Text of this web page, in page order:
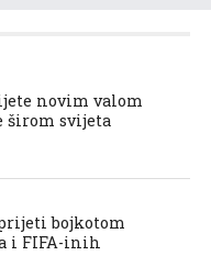
novim valom
širom svijeta
bojkotom
i FIFA-inih